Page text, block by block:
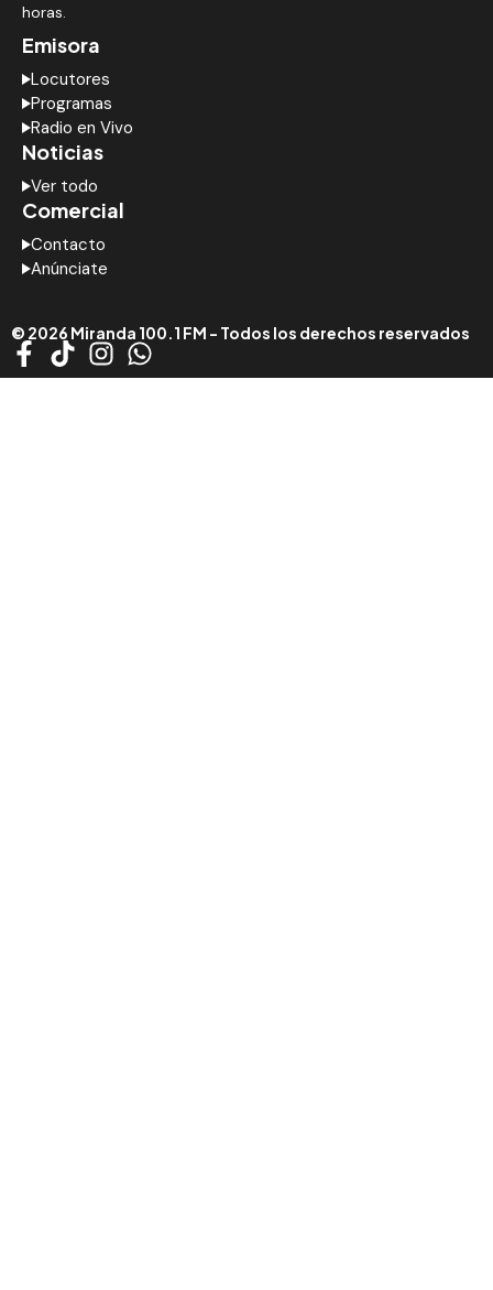
horas.
Emisora
Locutores
Programas
Radio en Vivo
Noticias
Ver todo
Comercial
Contacto
Anúnciate
© 2026 Miranda 100.1 FM - Todos los derechos reservados